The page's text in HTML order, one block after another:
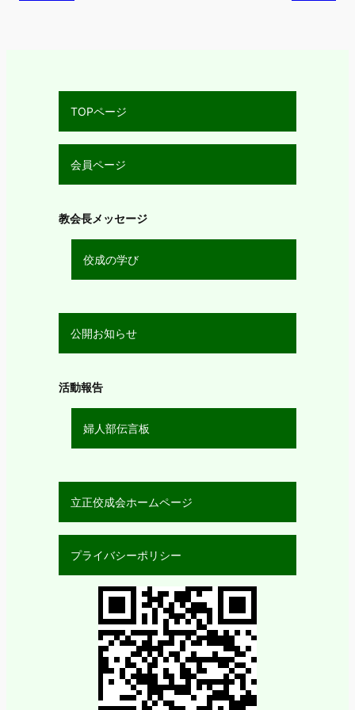
TOPページ
会員ページ
教会長メッセージ
佼成の学び
公開お知らせ
活動報告
婦人部伝言板
立正佼成会ホームページ
プライバシーポリシー